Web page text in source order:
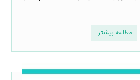
مطالعه بیشتر